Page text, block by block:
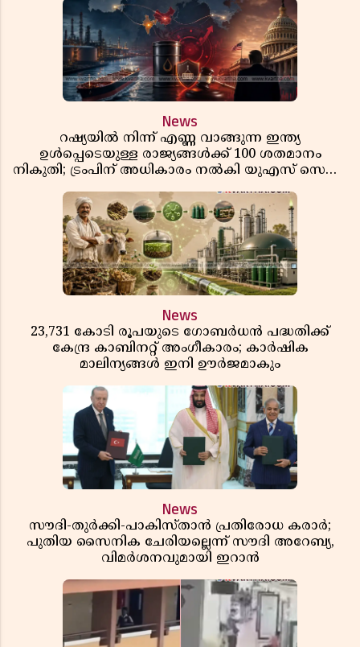
News
റഷ്യയിൽ നിന്ന് എണ്ണ വാങ്ങുന്ന ഇന്ത്യ
ഉൾപ്പെടെയുള്ള രാജ്യങ്ങൾക്ക് 100 ശതമാനം
നികുതി; ട്രംപിന് അധികാരം നൽകി യുഎസ് സെനറ്റ്
News
23,731 കോടി രൂപയുടെ ഗോബർധൻ പദ്ധതിക്ക്
കേന്ദ്ര കാബിനറ്റ് അംഗീകാരം; കാർഷിക
മാലിന്യങ്ങൾ ഇനി ഊർജമാകും
News
സൗദി-തുർക്കി-പാകിസ്താൻ പ്രതിരോധ കരാർ;
പുതിയ സൈനിക ചേരിയല്ലെന്ന് സൗദി അറേബ്യ,
വിമർശനവുമായി ഇറാൻ